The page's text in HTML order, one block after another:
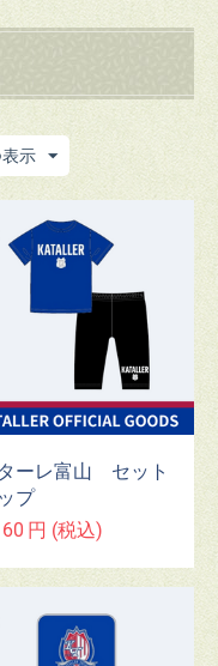
示
ーレ富山 セット
プ
円 (税込)